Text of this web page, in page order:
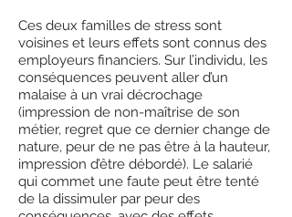
Ces deux familles de stress sont
voisines et leurs effets sont connus des
employeurs financiers. Sur l’individu, les
conséquences peuvent aller d’un
malaise à un vrai décrochage
(impression de non-maîtrise de son
métier, regret que ce dernier change de
nature, peur de ne pas être à la hauteur,
impression d’être débordé). Le salarié
qui commet une faute peut être tenté
de la dissimuler par peur des